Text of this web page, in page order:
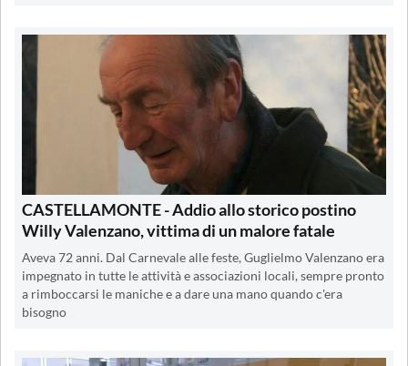
CASTELLAMONTE - Addio allo storico postino
Willy Valenzano, vittima di un malore fatale
Aveva 72 anni. Dal Carnevale alle feste, Guglielmo Valenzano era
impegnato in tutte le attività e associazioni locali, sempre pronto
a rimboccarsi le maniche e a dare una mano quando c'era
bisogno